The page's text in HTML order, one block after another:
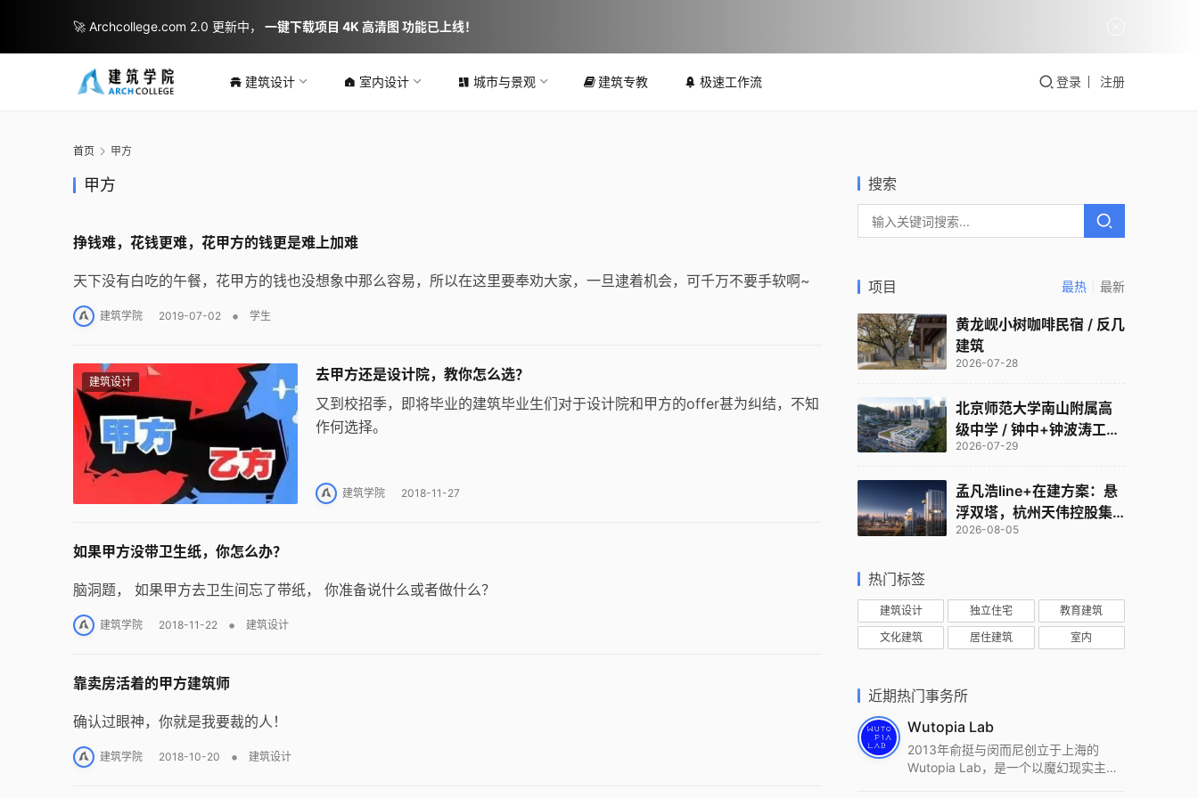
建筑设计 室内设计 城市与景观 建筑专教 极速工作流 登录 注册
首页 甲方
甲方
挣钱难，花钱更难，花甲方的钱更是难上加难
天下没有白吃的午餐，花甲方的钱也没想象中那么容易，所以在这里要奉劝大家，一旦逮着机会，可千万不要手软啊~
建筑学院 2019-07-02 • 学生
建筑设计
去甲方还是设计院，教你怎么选？
又到校招季，即将毕业的建筑毕业生们对于设计院和甲方的offer甚为纠结，不知
作何选择。
建筑学院 2018-11-27
如果甲方没带卫生纸，你怎么办？
脑洞题， 如果甲方去卫生间忘了带纸， 你准备说什么或者做什么？
建筑学院 2018-11-22 • 建筑设计
靠卖房活着的甲方建筑师
确认过眼神，你就是我要裁的人！
建筑学院 2018-10-20 • 建筑设计
搜索
项目 最热 最新
黄龙岘小树咖啡民宿 / 反几
建筑
2026-07-28
北京师范大学南山附属高
级中学 / 钟中+钟波涛工作
室
2026-07-29
孟凡浩line+在建方案：悬
浮双塔，杭州天伟控股集
团总部
2026-08-05
热门标签
建筑设计 独立住宅 教育建筑
文化建筑 居住建筑 室内
近期热门事务所
Wutopia Lab
2013年俞挺与闵而尼创立于上海的
Wutopia Lab，是一个以魔幻现实主
🚀 Archcollege.com 2.0 更新中， 一键下载项目 4K 高清图 功能已上线！